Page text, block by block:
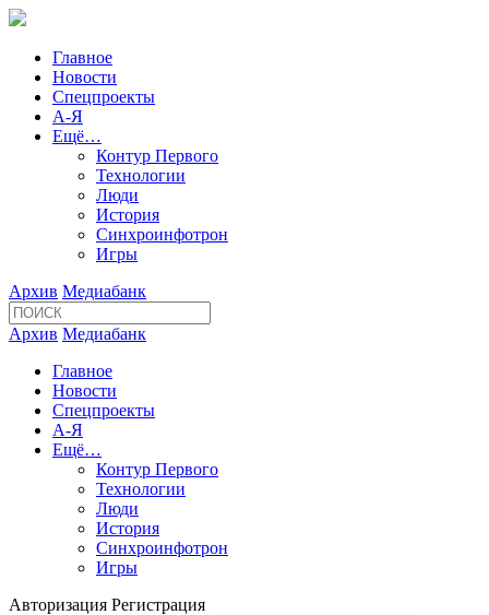
Главное
Новости
Спецпроекты
А-Я
Ещё…
Контур Первого
Технологии
Люди
История
Синхроинфотрон
Игры
Архив Медиабанк
Архив Медиабанк
Главное
Новости
Спецпроекты
А-Я
Ещё…
Контур Первого
Технологии
Люди
История
Синхроинфотрон
Игры
Авторизация Регистрация